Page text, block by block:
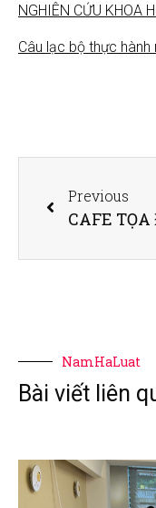
NGHIÊN CỨU KHOA
Câu lạc bộ thực hành
Previous
NamHaLuat
Bài viết liên